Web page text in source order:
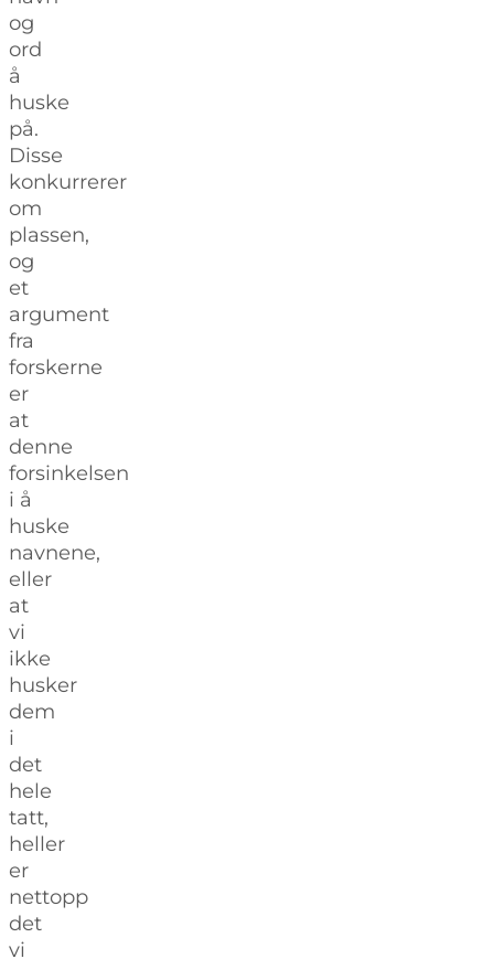
og
ord
å
huske
på.
Disse
konkurrerer
om
plassen,
og
et
argument
fra
forskerne
er
at
denne
forsinkelsen
i å
huske
navnene,
eller
at
vi
ikke
husker
dem
i
det
hele
tatt,
heller
er
nettopp
det
vi